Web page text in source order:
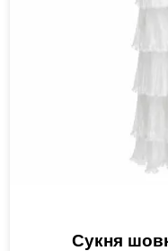
Сукня